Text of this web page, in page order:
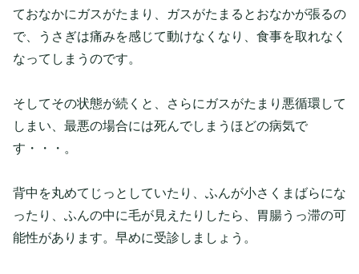
ておなかにガスがたまり、ガスがたまるとおなかが張るの
で、うさぎは痛みを感じて動けなくなり、食事を取れなく
なってしまうのです。
そしてその状態が続くと、さらにガスがたまり悪循環して
しまい、最悪の場合には死んでしまうほどの病気で
す・・・。
背中を丸めてじっとしていたり、ふんが小さくまばらにな
ったり、ふんの中に毛が見えたりしたら、胃腸うっ滞の可
能性があります。早めに受診しましょう。